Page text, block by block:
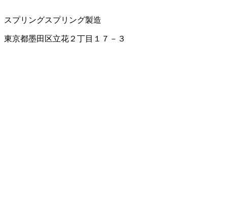
スプリングスプリング製造
東京都墨田区立花２丁目１７－３